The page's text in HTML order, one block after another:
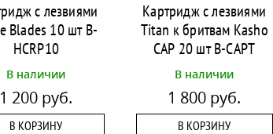
с лезвиями
Blades 10 шт B-
HCRP10
В наличии
1 200 руб.
В КОРЗИНУ
Картридж с лезвиями
Titan к бритвам Kasho
CAP 20 шт B-CAPT
В наличии
1 800 руб.
В КОРЗИНУ